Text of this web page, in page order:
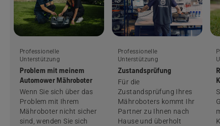
Professionelle
Unterstützung
Problem mit meinem
Automower Mähroboter
Wenn Sie sich über das
Problem mit Ihrem
Mähroboter nicht sicher
sind, wenden Sie sich
Professionelle
Unterstützung
Zustandsprüfung
Für die
Zustandsprüfung Ihres
Mähroboters kommt Ihr
Partner zu Ihnen nach
Hause und überholt